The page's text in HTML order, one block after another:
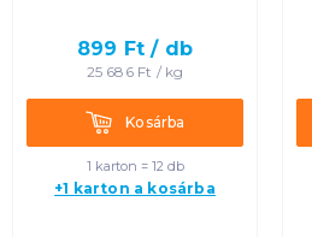
899 Ft / db
25 686Ft / kg
KosárbaKosárba
1 karton = 12 db
+1 karton a kosárba